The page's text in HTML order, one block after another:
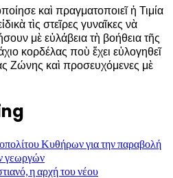
καὶ πραγματοποιεῖ ἡ Τιμία
τὶς στεῖρες γυναῖκες νὰ
μὲ εὐλάβεια τὴ βοήθεια τῆς
κορδέλας ποὺ ἔχει εὐλογηθεῖ
Ζώνης καὶ προσευχόμενες μὲ
Κυθήρων για την παραβολή
γεωργών
η αρχή του νέου